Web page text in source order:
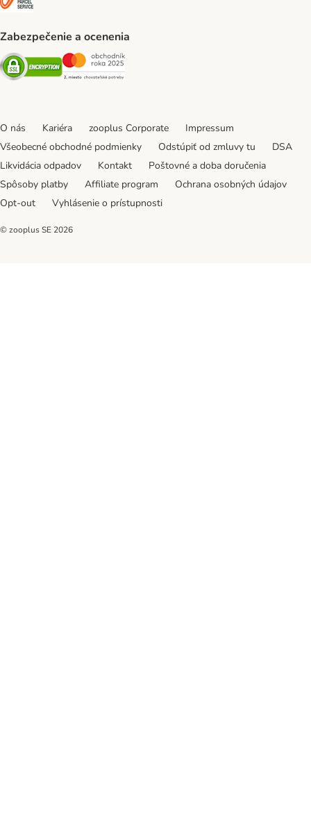
Zabezpečenie a ocenenia
Security Security
O nás Kariéra zooplus Corporate
Impressum
Všeobecné obchodné podmienky
Odstúpiť od zmluvy tu
DSA
Likvidácia odpadov
Kontakt
Poštovné a doba doručenia
Spôsoby platby
Affiliate program
Ochrana osobných údajov
Opt-out
Vyhlásenie o prístupnosti
© zooplus SE 2026